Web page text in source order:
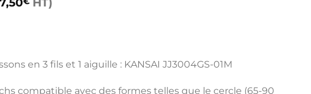
en 3 fils et 1 aiguille : KANSAI JJ3004GS-01M
compatible avec des formes telles que le cercle (65-90